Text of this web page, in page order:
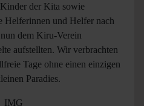
der Kita sowie
und Helfer nach
dem Kiru-Verein
aufstellten. Wir verbrachten
Tage ohne einen einzigen
Paradies.